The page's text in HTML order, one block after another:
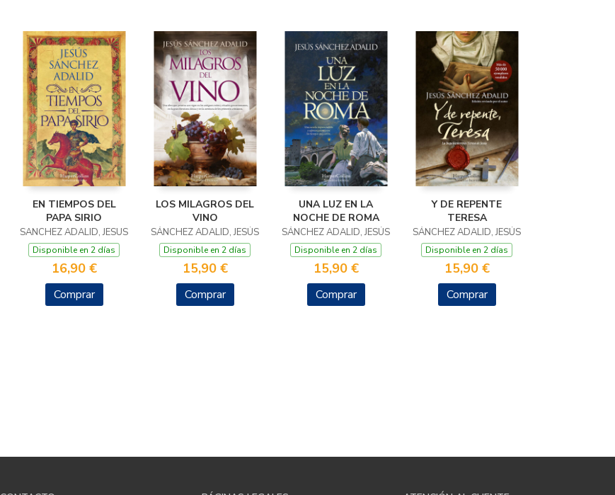
EN TIEMPOS DEL
PAPA SIRIO
SANCHEZ ADALID, JESUS
Disponible en 2 días
16,90 €
Comprar
LOS MILAGROS DEL
VINO
SÁNCHEZ ADALID, JESÚS
Disponible en 2 días
15,90 €
Comprar
UNA LUZ EN LA
NOCHE DE ROMA
SÁNCHEZ ADALID, JESÚS
Disponible en 2 días
15,90 €
Comprar
Y DE REPENTE
TERESA
SÁNCHEZ ADALID, JESÚS
Disponible en 2 días
15,90 €
Comprar